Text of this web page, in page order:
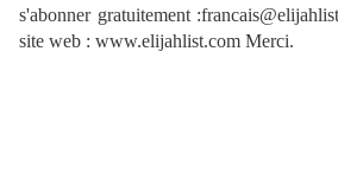
s'abonner gratuitement
site web : www.elijahlist.com Merci.